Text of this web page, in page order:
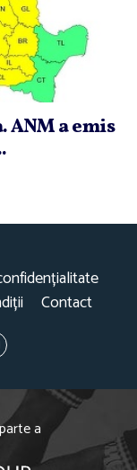
ANM a emis
Contact
a